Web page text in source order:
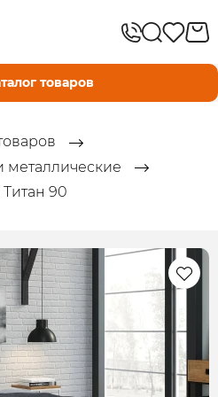
товаров
металлические
90